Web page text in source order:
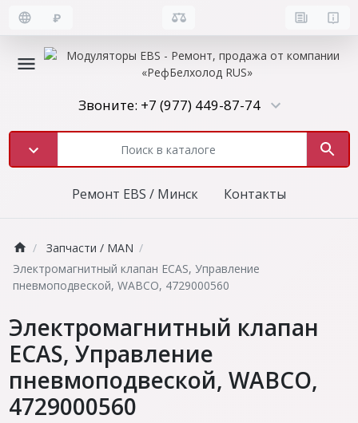
₽
Звоните: +7 (977) 449-87-74
Ремонт EBS / Минск Контакты
Запчасти / MAN
Электромагнитный клапан ECAS, Управление
пневмоподвеской, WABCO, 4729000560
Электромагнитный клапан
ECAS, Управление
пневмоподвеской, WABCO,
4729000560